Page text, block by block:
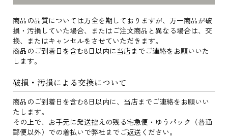
商品の品質については万全を期しておりますが、万一商品が破
損・汚損していた場合、またはご注文商品と異なる場合は、交
換、またはキャンセルをさせていただきます。
商品のご到着日を含む8日以内に当店までご連絡をお願いいた
します。
破損・汚損による交換について
商品のご到着日を含む8日以内に、当店までご連絡をお願いい
たします。
その上で、お手元に発送控えの残る宅急便・ゆうパック（普通
郵便以外）での着払いで弊社までご返送ください。